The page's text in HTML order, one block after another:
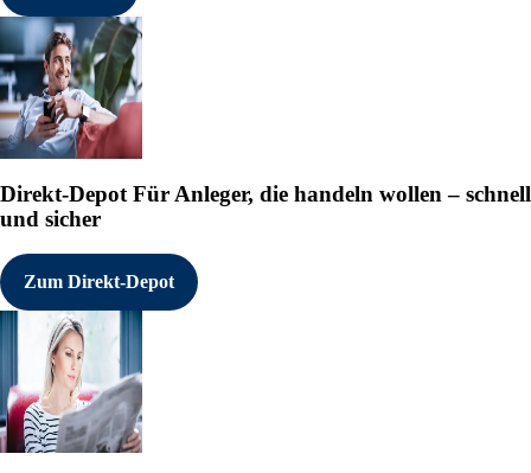
Direkt-Depot Für Anleger, die handeln wollen – schnell
und sicher
Zum Direkt-Depot